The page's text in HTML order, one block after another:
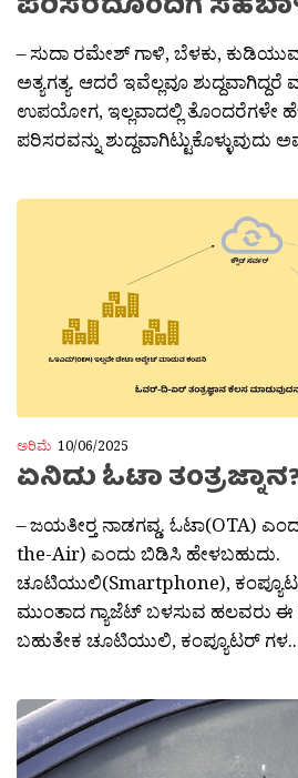
– ಸುದಾ ರಮೇಶ್ ಗಾಳಿ, ಬೆಳಕು,
ಅತ್ಯಗತ್ಯ. ಆದರೆ ಇವೆಲ್ಲವೂ
ಉಪಯೋಗ, ಇಲ್ಲವಾದಲ್ಲಿ ತೊಂದರೆಗಳೇ
ಪರಿಸರವನ್ನು ಶುದ್ದವಾಗಿಟ್ಟುಕೊಳ್ಳುವುದು
ಅರಿಮೆ 10/06/2025
ಏನಿದು ಓಟಾ
– ಜಯತೀರ‍್ತ ನಾಡಗವ್ಡ. ಓಟಾ(OTA)
the-Air) ಎಂದು ಬಿಡಿಸಿ ಹೇಳಬಹುದು.
ಚೂಟಿಯುಲಿ(Smartphone),
ಮುಂತಾದ ಗ್ಯಾಜೆಟ್ ಬಳಸುವ ಹಲವರು ಈ
ಬಹುತೇಕ ಚೂಟಿಯುಲಿ, ಕಂಪ್ಯೂಟರ್